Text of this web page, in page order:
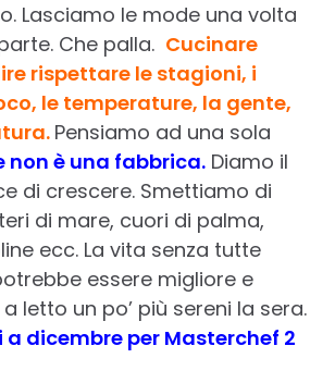
Lasciamo le mode una volta
Che palla. Cucinare
rispettare le stagioni, i
le temperature, la gente,
Pensiamo ad una sola
non è una fabbrica. Diamo il
di crescere. Smettiamo di
di mare, cuori di palma,
ecc. La vita senza tutte
essere migliore e
letto un po’ più sereni la sera.
dicembre per Masterchef 2